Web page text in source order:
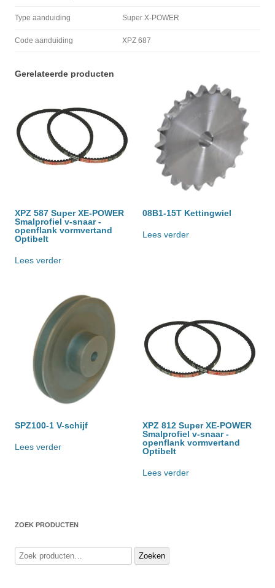
Type aanduiding Super X-POWER
Code aanduiding XPZ 687
Gerelateerde producten
XPZ 587 Super XE-POWER
Smalprofiel v-snaar -
openflank vormvertand
Optibelt
Lees verder
08B1-15T Kettingwiel
Lees verder
SPZ100-1 V-schijf
Lees verder
XPZ 812 Super XE-POWER
Smalprofiel v-snaar -
openflank vormvertand
Optibelt
Lees verder
ZOEK PRODUCTEN
Zoeken
naar:
Zoeken